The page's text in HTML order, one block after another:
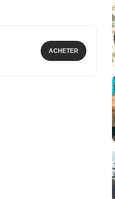
ACHETER